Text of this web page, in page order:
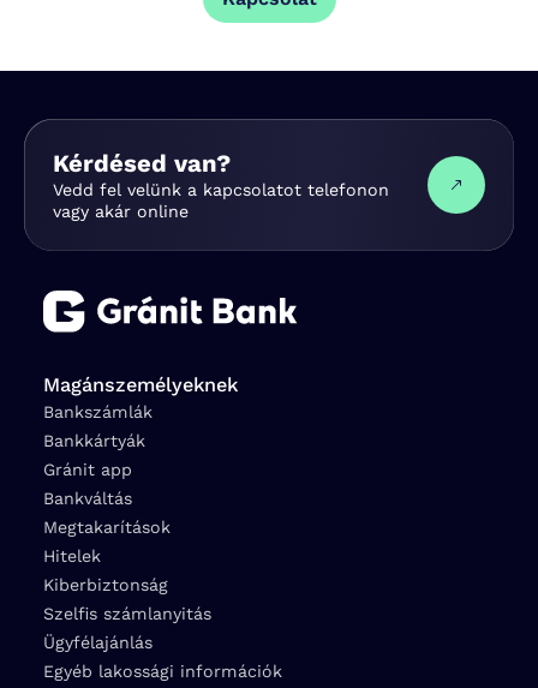
Kérdésed van?
Vedd fel velünk a kapcsolatot telefonon
vagy akár online
Magánszemélyeknek
Bankszámlák
Bankkártyák
Gránit app
Bankváltás
Megtakarítások
Hitelek
Kiberbiztonság
Szelfis számlanyitás
Ügyfélajánlás
Egyéb lakossági információk